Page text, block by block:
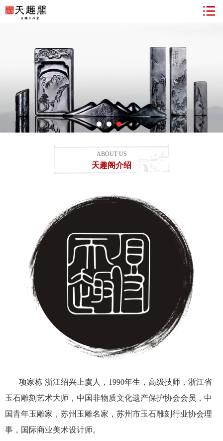
ABOUT US
天趣阁介绍
项家栋 浙江绍兴上虞人，1990年生，高级技师，浙江省
玉石雕刻艺术大师，中国非物质文化遗产保护协会会员，中
国青年玉雕家，苏州玉雕名家，苏州市玉石雕刻行业协会理
事，国际商业美术设计师。